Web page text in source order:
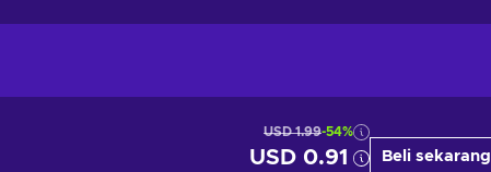
USD 1.99-54%
USD 0.91 Beli sekarang